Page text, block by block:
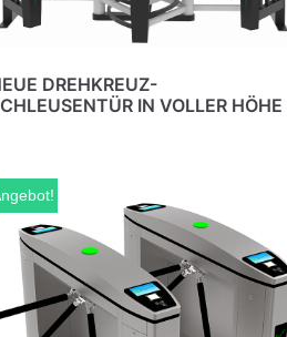
DREHKREUZ-
IN VOLLER HÖHE